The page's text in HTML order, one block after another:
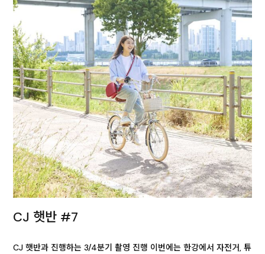
CJ 햇반 #7
CJ 햇반과 진행하는 3/4분기 촬영 진행 이번에는 한강에서 자전거, 튜